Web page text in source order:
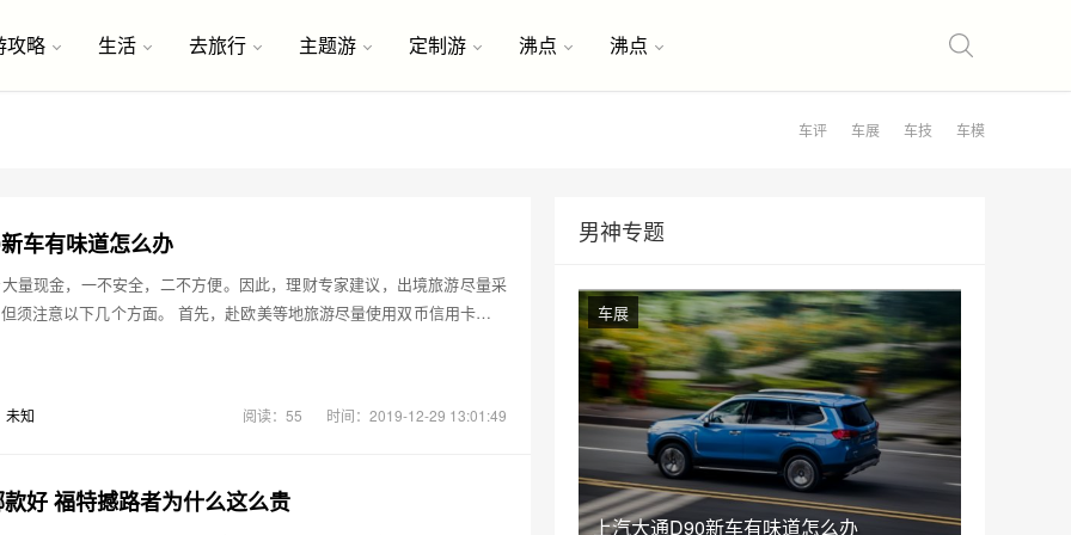
攻略 生活 去旅行 主题游 定制游 沸点 沸点
车评 车展 车技 车模
车有味道怎么办
量现金，一不安全，二不方便。因此，理财专家建议，出境旅游尽量采
须注意以下几个方面。 首先，赴欧美等地旅游尽量使用双币信用卡。消
未知 阅读：55 时间：2019-12-29 13:01:49
好 福特撼路者为什么这么贵
男神专题
上汽大通D90新车有味道怎么办
车展